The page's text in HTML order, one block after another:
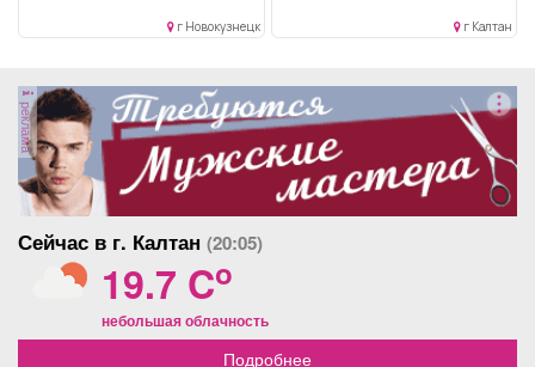
Windows, диагностика,г Новокузнецк г Калтан
реклама
Сейчас в г. Калтан (20:05)
19.7 Co
небольшая облачность
Подробнее